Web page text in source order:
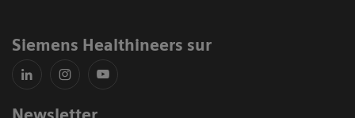
Siemens Healthineers sur